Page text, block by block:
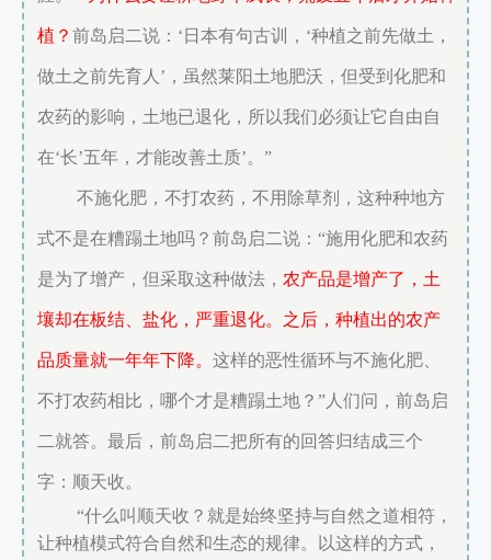
植？ 前岛启二说：‘日本有句古训，‘种植之前先做土，
做土之前先育人’，虽然莱阳土地肥沃，但受到化肥和
农药的影响，土地已退化，所以我们必须让它自由自
在‘长’五年，才能改善土质’。”
不施化肥，不打农药，不用除草剂，这种种地方
式不是在糟蹋土地吗？前岛启二说：“施用化肥和农药
是为了增产，但采取这种做法， 农产品是增产了，土
壤却在板结、盐化，严重退化。之后，种植出的农产
品质量就一年年下降。 这样的恶性循环与不施化肥、
不打农药相比，哪个才是糟蹋土地？”人们问，前岛启
二就答。最后，前岛启二把所有的回答归结成三个
字：顺天收。
“什么叫顺天收？就是始终坚持与自然之道相符，
让种植模式符合自然和生态的规律。以这样的方式，